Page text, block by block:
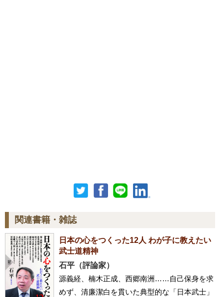
関連書籍・雑誌
日本の心をつくった12人 わが子に教えたい
武士道精神
石平（評論家）
源義経、楠木正成、西郷南洲……自己保身を求
めず、清廉潔白を貫いた典型的な「日本武士」